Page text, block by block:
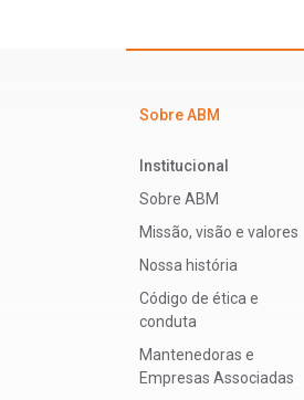
Sobre ABM
Institucional
Sobre ABM
Missão, visão e valores
Nossa história
Código de ética e
conduta
Mantenedoras e
Empresas Associadas